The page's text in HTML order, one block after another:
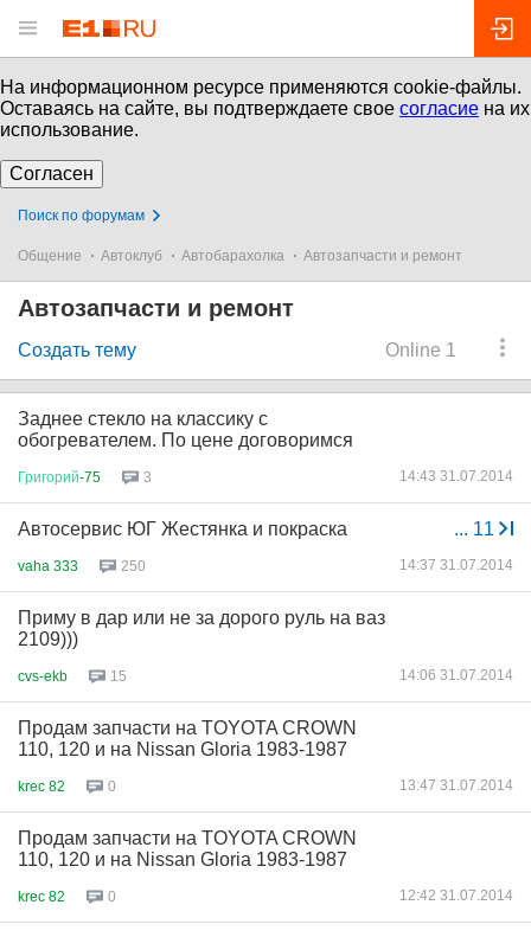
На информационном ресурсе применяются cookie-файлы.
Оставаясь на сайте, вы подтверждаете свое согласие на их
использование.
Согласен
Поиск по форумам
Общение Автоклуб Автобарахолка Автозапчасти и ремонт
Автозапчасти и ремонт
Online 1
Создать тему
Заднее стекло на классику с
обогревателем. По цене договоримся
Григорий-75 3 14:43 31.07.2014
... 11
Автосервис ЮГ Жестянка и покраска
vaha 333 250 14:37 31.07.2014
Приму в дар или не за дорого руль на ваз
2109)))
cvs-ekb 15 14:06 31.07.2014
Продам запчасти на TOYOTA CROWN
110, 120 и на Nissan Gloria 1983-1987
krec 82 0 13:47 31.07.2014
Продам запчасти на TOYOTA CROWN
110, 120 и на Nissan Gloria 1983-1987
krec 82 0 12:42 31.07.2014